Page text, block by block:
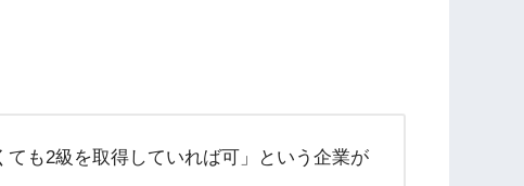
も2級を取得していれば可」という企業が